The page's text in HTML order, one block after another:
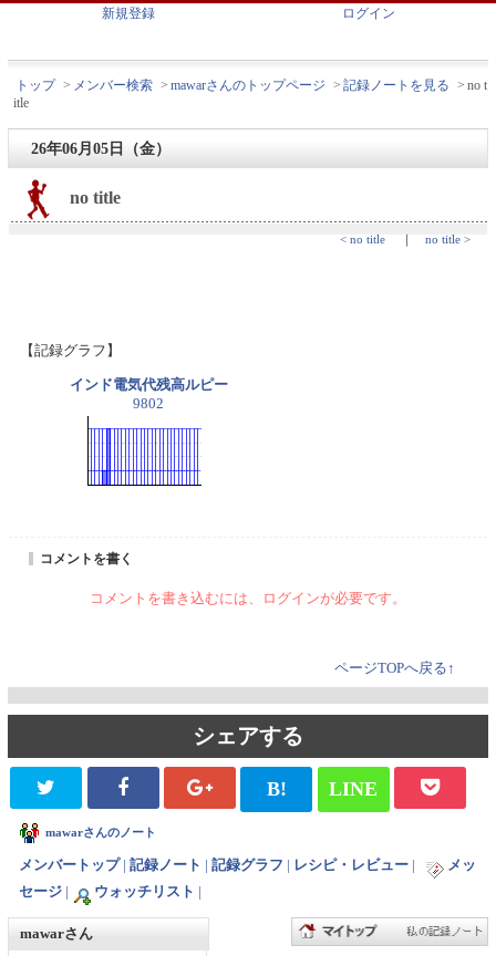
新規登録 ログイン
トップ > メンバー検索 > mawarさんのトップページ > 記録ノートを見る > no t
itle
26年06月05日（金）
no title
< no title ｜ no title >
【記録グラフ】
インド電気代残高ルピー
9802
コメントを書く
コメントを書き込むには、ログインが必要です。
ページTOPへ戻る↑
シェアする
B! LINE
mawarさんのノート
メンバートップ| 記録ノート 記録グラフ レシピ・レビュー
メッ
セージ
ウォッチリスト
mawarさん